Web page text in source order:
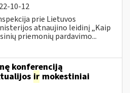
10-12
prie Lietuvos
atnaujino leidinį „Kaip
priemonių pardavimo...
konferenciją
ir mokestiniai